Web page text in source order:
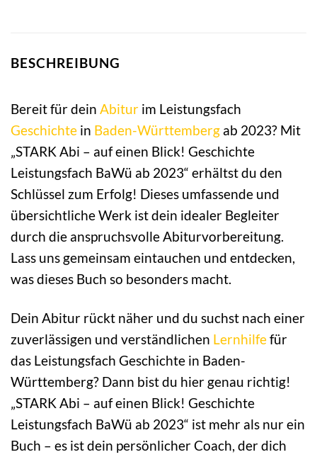
BESCHREIBUNG
Bereit für dein Abitur im Leistungsfach
Geschichte in Baden-Württemberg ab 2023? Mit
„STARK Abi – auf einen Blick! Geschichte
Leistungsfach BaWü ab 2023“ erhältst du den
Schlüssel zum Erfolg! Dieses umfassende und
übersichtliche Werk ist dein idealer Begleiter
durch die anspruchsvolle Abiturvorbereitung.
Lass uns gemeinsam eintauchen und entdecken,
was dieses Buch so besonders macht.
Dein Abitur rückt näher und du suchst nach einer
zuverlässigen und verständlichen Lernhilfefür
das Leistungsfach Geschichte in Baden-
Württemberg? Dann bist du hier genau richtig!
„STARK Abi – auf einen Blick! Geschichte
Leistungsfach BaWü ab 2023“ ist mehr als nur ein
Buch – es ist dein persönlicher Coach, der dich